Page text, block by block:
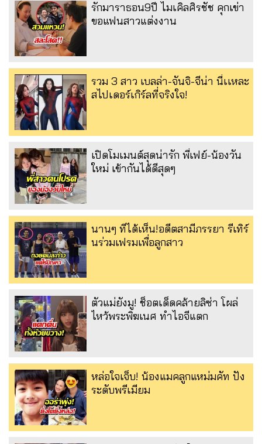
รักมาราธอน9ปี ไมเคิลศิรชัช คุกเข่า
ขอแฟนสาวแต่งงาน
รวม 3 สาว เบลล่า-จันจิ-จีน่า นี่เเหละ
สไปเดอร์เกิร์ลที่จริงใจ!
เปิดโมเมนต์สุดน่ารัก พี่เฟย์-น้องวัน
ใหม่ เข้ากันได้ดีสุดๆ
นานๆ ทีได้เห็น!อดีตสามีภรรยา รีเทิร์
นร่วมเฟรมเพื่อลูกสาว
ตัวแม่ยังมู! ช็อตเด็ดคล้ายลิซ่า โผล่
ไหว้พระพิฆเนศ ทำไอจีแตก
หล่อใจเจ็บ! น้องแมคลูกแหม่มคัท ปัง
ระดับพรีเมียม